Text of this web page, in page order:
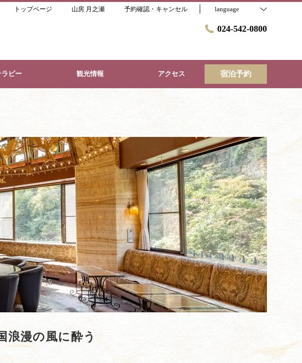
トップページ 山房 月之瀬 予約確認・キャンセル language
024-542-0800
ラピー 観光情報 アクセス 宿泊予約
浪漫の風に酔う